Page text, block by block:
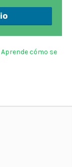
Aprende cómo se